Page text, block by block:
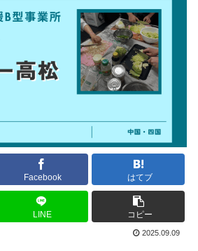
Facebook はてブ
LINE コピー
2025.09.09